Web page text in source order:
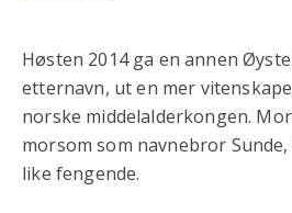
Høsten 2014 ga en annen
etternavn, ut en mer
norske middelalderkongen.
morsom som navnebror
like fengende.